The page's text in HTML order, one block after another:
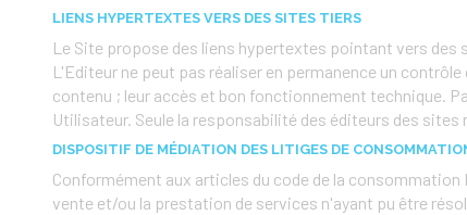
LIENS HYPERTEXTES VERS DES SITES TIERS
Le Site propose des liens hypertextes pointant vers
L'Editeur ne peut pas réaliser en permanence un
contenu ; leur accès et bon fonctionnement technique.
Utilisateur. Seule la responsabilité des éditeurs des sites
DISPOSITIF DE MÉDIATION DES LITIGES DE
Conformément aux articles du code de la
vente et/ou la prestation de services n'ayant pu être